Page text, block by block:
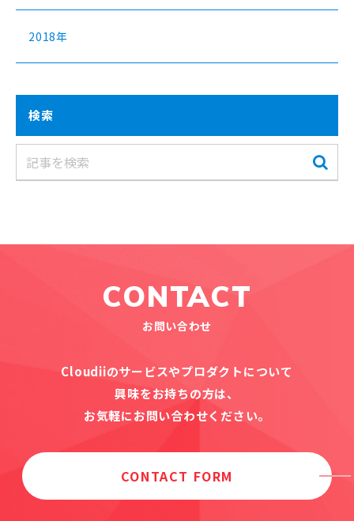
2018年
検索
CONTACT
お問い合わせ
Cloudiiのサービスやプロダクトについて
興味をお持ちの方は、
お気軽にお問い合わせください。
CONTACT FORM